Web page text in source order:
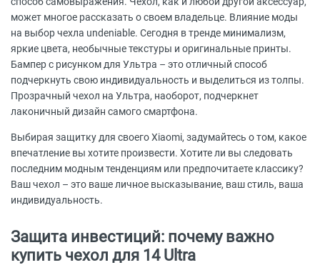
может многое рассказать о своем владельце. Влияние моды
на выбор чехла undeniable. Сегодня в тренде минимализм,
яркие цвета, необычные текстуры и оригинальные принты.
Бампер с рисунком для Ультра – это отличный способ
подчеркнуть свою индивидуальность и выделиться из толпы.
Прозрачный чехол на Ультра, наоборот, подчеркнет
лаконичный дизайн самого смартфона.
Выбирая защитку для своего Xiaomi, задумайтесь о том, какое
впечатление вы хотите произвести. Хотите ли вы следовать
последним модным тенденциям или предпочитаете классику?
Ваш чехол – это ваше личное высказывание, ваш стиль, ваша
индивидуальность.
Защита инвестиций: почему важно
купить чехол для 14 Ultra